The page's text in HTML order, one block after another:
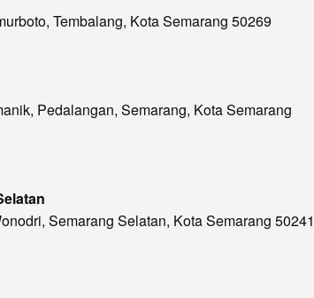
Tembalang, Kota Semarang 50269
Pedalangan, Semarang, Kota Semarang
Semarang Selatan, Kota Semarang 50241